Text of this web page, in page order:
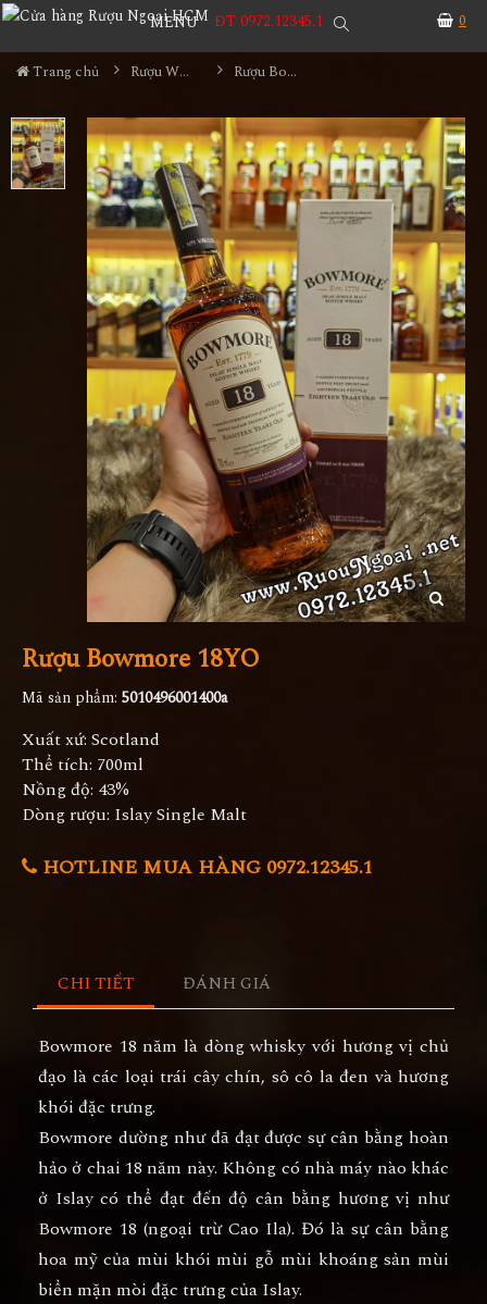
0
MENU ĐT 0972.12345.1
Trang chủ Rượu Whisky Rượu Bowmore 18YO
Rượu Bowmore 18YO
Mã sản phẩm: 5010496001400a
Xuất xứ: Scotland
Thể tích: 700ml
Nồng độ: 43%
Dòng rượu: Islay Single Malt
HOTLINE MUA HÀNG 0972.12345.1
CHI TIẾT ĐÁNH GIÁ
Bowmore 18 năm là dòng whisky với hương vị chủ
đạo là các loại trái cây chín, sô cô la đen và hương
khói đặc trưng.
Bowmore dường như đã đạt được sự cân bằng hoàn
hảo ở chai 18 năm này. Không có nhà máy nào khác
ở Islay có thể đạt đến độ cân bằng hương vị như
Bowmore 18 (ngoại trừ Cao Ila). Đó là sự cân bằng
hoa mỹ của mùi khói mùi gỗ mùi khoáng sản mùi
biển mặn mòi đặc trưng của Islay.